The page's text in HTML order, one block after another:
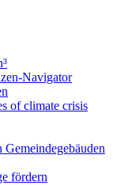
Navigator
of climate crisis
fördern